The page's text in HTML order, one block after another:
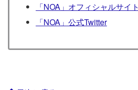
「NOA」オフィシャルサイト
「NOA」公式Twitter